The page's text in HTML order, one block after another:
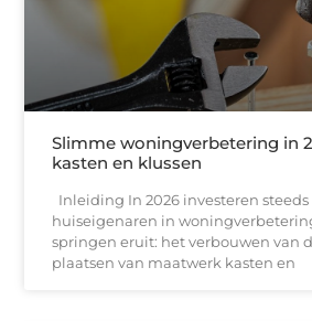
Slimme woningverbetering in
kasten en klussen
Inleiding In 2026 investeren
huiseigenaren in
springen eruit: het verbouwen van
plaatsen van maatwerk kasten en